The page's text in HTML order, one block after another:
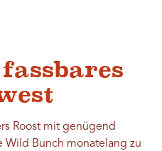
Roost mit genügend
Wild Bunch monatelang zu